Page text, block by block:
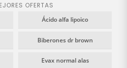
arroz, extracto de alga
coralina, arabinogalactanos y
acción regeneradora,
hidratante. Especialmente
OFERTAS
Ácido alfa lipoico
Biberones dr brown
Evax normal alas